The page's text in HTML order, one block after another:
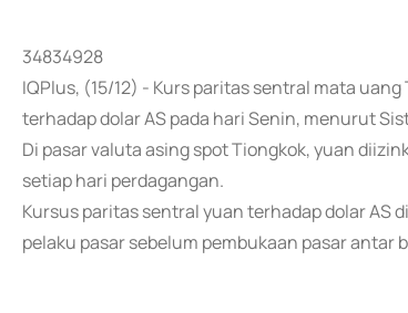
34834928
IQPlus, (15/12) - Kurs paritas sentral mata
terhadap dolar AS pada hari Senin, menurut
Di pasar valuta asing spot Tiongkok, yuan
setiap hari perdagangan.
Kursus paritas sentral yuan terhadap dolar AS
pelaku pasar sebelum pembukaan pasar